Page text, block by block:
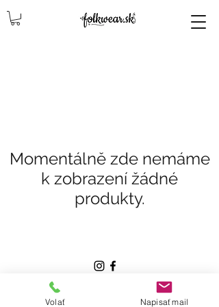
Momentálně zde nemáme
k zobrazení žádné
produkty.
Volať Napisať mail